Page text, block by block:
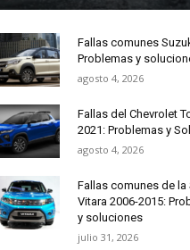
Fallas comunes
Problemas y
agosto 4, 2026
Fallas del Chevrolet
2021: Problemas y
agosto 4, 2026
Fallas comunes de la
Vitara 2006-2015:
y soluciones
julio 31, 2026